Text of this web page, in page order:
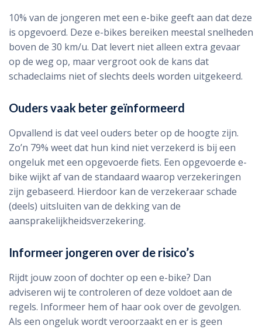
10% van de jongeren met een e-bike geeft aan dat deze
is opgevoerd. Deze e-bikes bereiken meestal snelheden
boven de 30 km/u. Dat levert niet alleen extra gevaar
op de weg op, maar vergroot ook de kans dat
schadeclaims niet of slechts deels worden uitgekeerd.
Ouders vaak beter geïnformeerd
Opvallend is dat veel ouders beter op de hoogte zijn.
Zo’n 79% weet dat hun kind niet verzekerd is bij een
ongeluk met een opgevoerde fiets. Een opgevoerde e-
bike wijkt af van de standaard waarop verzekeringen
zijn gebaseerd. Hierdoor kan de verzekeraar schade
(deels) uitsluiten van de dekking van de
aansprakelijkheidsverzekering.
Informeer jongeren over de risico’s
Rijdt jouw zoon of dochter op een e-bike? Dan
adviseren wij te controleren of deze voldoet aan de
regels. Informeer hem of haar ook over de gevolgen.
Als een ongeluk wordt veroorzaakt en er is geen